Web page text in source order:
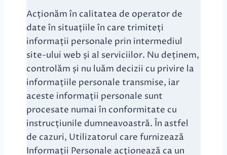
Acționăm în calitatea de operator de
date în situațiile în care trimiteți
informații personale prin intermediul
site-ului web și al serviciilor. Nu deținem,
controlăm și nu luăm decizii cu privire la
informațiile personale transmise, iar
aceste informații personale sunt
procesate numai în conformitate cu
instrucțiunile dumneavoastră. În astfel
de cazuri, Utilizatorul care furnizează
Informații Personale acționează ca un